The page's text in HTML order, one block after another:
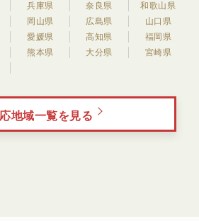
兵庫県 奈良県
和歌山県
岡山県 広島県
山口県
愛媛県 高知県
福岡県
熊本県 大分県
宮崎県
地域一覧を見る